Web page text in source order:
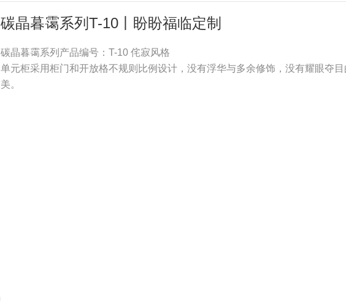
碳晶暮霭系列T-10丨盼盼福临定制
碳晶暮霭系列产品编号：T-10 侘寂风格
单元柜采用柜门和开放格不规则比例设计，没有浮华与多余修饰，没有耀眼夺
美。